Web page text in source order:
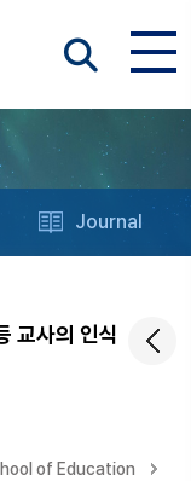
Journal
교사의 인식
of Education